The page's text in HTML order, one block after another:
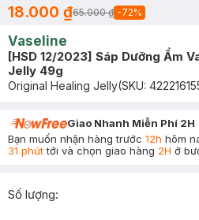
18.000 ₫65.000 ₫ -72%
Vaseline
[HSD 12/2023] Sáp Dưỡng Ẩm
Jelly 49g
Original Healing Jelly(SKU:
Giao Nhanh Miễn Phí 2H
Bạn muốn nhận hàng trước 12h hôm
31 phúttới và chọn giao hàng 2H ở
Số lượng: